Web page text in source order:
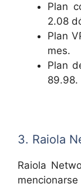
Plan
2.08
Plan
mes.
Plan
89.98.
3. Raiola
Raiola